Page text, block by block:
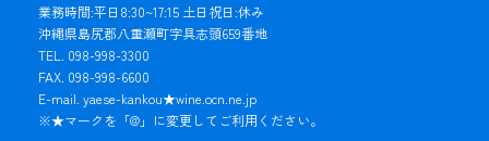
業務時間:平日8:30~17:15 土日祝日:休み
沖縄県島尻郡八重瀬町字具志頭659番地
TEL. 098-998-3300
FAX. 098-998-6600
E-mail. yaese-kankou★wine.ocn.ne.jp
※★マークを「@」に変更してご利用ください。